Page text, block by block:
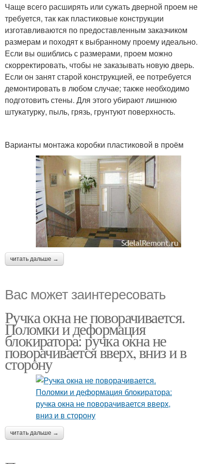
Чаще всего расширять или сужать дверной проем не
требуется, так как пластиковые конструкции
изготавливаются по предоставленным заказчиком
размерам и походят к выбранному проему идеально.
Если вы ошиблись с размерами, проем можно
скорректировать, чтобы не заказывать новую дверь.
Если он занят старой конструкцией, ее потребуется
демонтировать в любом случае; также необходимо
подготовить стены. Для этого убирают лишнюю
штукатурку, пыль, грязь, грунтуют поверхность.
Варианты монтажа коробки пластиковой в проём
читать дальше →
Вас может заинтересовать
Ручка окна не поворачивается.
Поломки и деформация
блокиратора: ручка окна не
поворачивается вверх, вниз и в
сторону
читать дальше →